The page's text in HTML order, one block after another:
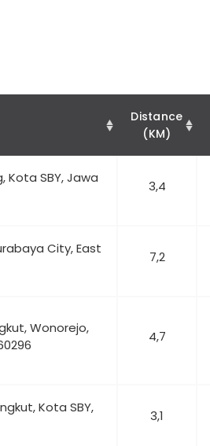
Distance
(KM)
Kota SBY, Jawa
3,4
City, East
7,2
Wonorejo,
4,7
Kota SBY,
3,1